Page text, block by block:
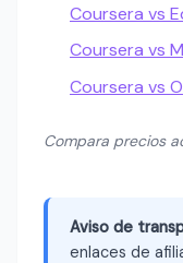
Coursera vs
Coursera vs
Coursera vs
Compara precios
Aviso de
enlaces de